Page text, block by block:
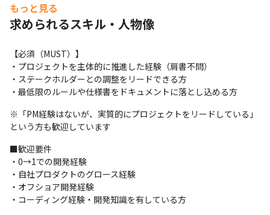
もっと見る
求められるスキル・人物像
【必須（MUST）】
・プロジェクトを主体的に推進した経験（肩書不問）
・ステークホルダーとの調整をリードできる方
・最低限のルールや仕様書をドキュメントに落とし込める方
※「PM経験はないが、実質的にプロジェクトをリードしている」
という方も歓迎しています
■歓迎要件
・0→1での開発経験
・自社プロダクトのグロース経験
・オフショア開発経験
・コーディング経験・開発知識を有している方